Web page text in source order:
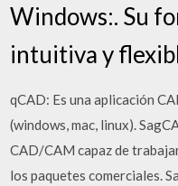
Windows:. Su
intuitiva y
qCAD: Es una aplicación
(windows, mac, linux).
CAD/CAM capaz de
los paquetes comerciales.